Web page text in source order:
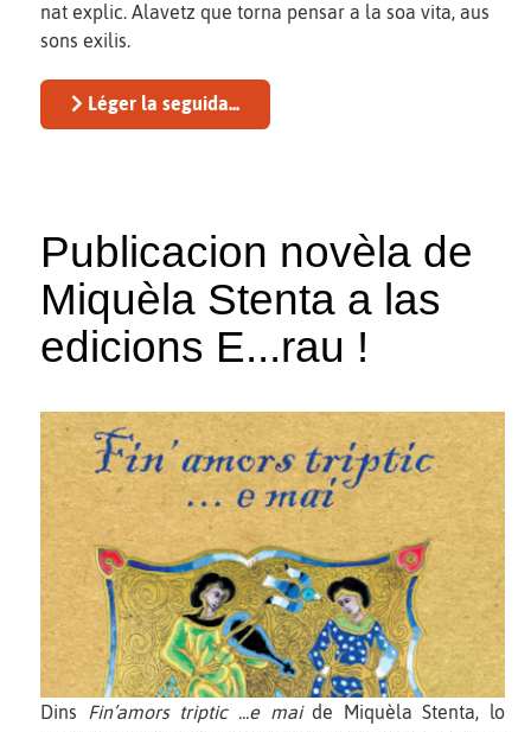
nat explic. Alavetz que torna pensar a la soa vita, aus
sons exilis.
Léger la seguida...
Publicacion novèla de
Miquèla Stenta a las
edicions E...rau !
Dins Fin’amors triptic ...e maide Miquèla Stenta, lo